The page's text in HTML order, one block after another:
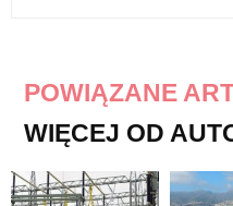
POWIĄZANE
WIĘCEJ OD